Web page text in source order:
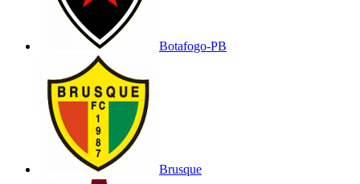
Botafogo-PB
Brusque